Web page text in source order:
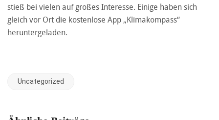
stieß bei vielen auf großes Interesse. Einige haben sich
gleich vor Ort die kostenlose App „Klimakompass“
heruntergeladen.
Uncategorized